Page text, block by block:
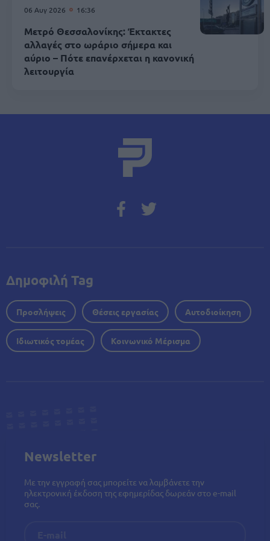
06 Αυγ 2026 16:36
Μετρό Θεσσαλονίκης: Έκτακτες
αλλαγές στο ωράριο σήμερα και
αύριο – Πότε επανέρχεται η κανονική
λειτουργία
Δημοφιλή Tag
Προσλήψεις Θέσεις εργασίας Αυτοδιοίκηση
Ιδιωτικός τομέας Κοινωνικό Μέρισμα
Newsletter
Με την εγγραφή σας μπορείτε να λαμβάνετε την
ηλεκτρονική έκδοση της εφημερίδας δωρεάν στο e-mail
σας.